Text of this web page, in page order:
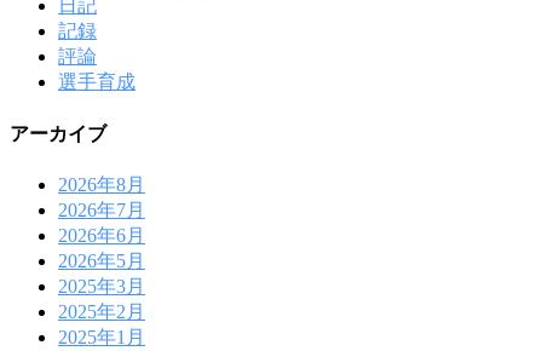
日記
記録
評論
選手育成
アーカイブ
2026年8月
2026年7月
2026年6月
2026年5月
2025年3月
2025年2月
2025年1月